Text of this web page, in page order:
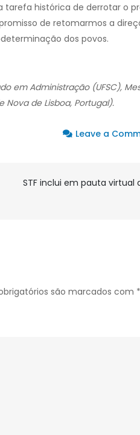
tarefa histórica de derrotar o
de retomarmos a
dos povos.
em Administração (UFSC),
Nova de Lisboa, Portugal).
Leave a
STF inclui em pauta virtual
são marcados com *